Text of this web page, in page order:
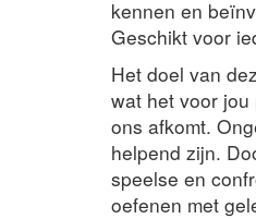
kennen en
Geschikt voor
Het doel van
wat het voor
ons afkomt.
helpend zijn.
speelse en
oefenen met